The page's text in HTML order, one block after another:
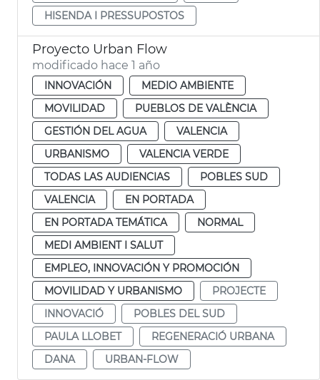
HISENDA I PRESSUPOSTOS
Proyecto Urban Flow
modificado hace 1 año
INNOVACIÓN
MEDIO AMBIENTE
MOVILIDAD
PUEBLOS DE VALÈNCIA
GESTIÓN DEL AGUA
VALENCIA
URBANISMO
VALENCIA VERDE
TODAS LAS AUDIENCIAS
POBLES SUD
VALENCIA
EN PORTADA
EN PORTADA TEMÁTICA
NORMAL
MEDI AMBIENT I SALUT
EMPLEO, INNOVACIÓN Y PROMOCIÓN
MOVILIDAD Y URBANISMO
PROJECTE
INNOVACIÓ
POBLES DEL SUD
PAULA LLOBET
REGENERACIÓ URBANA
DANA
URBAN-FLOW